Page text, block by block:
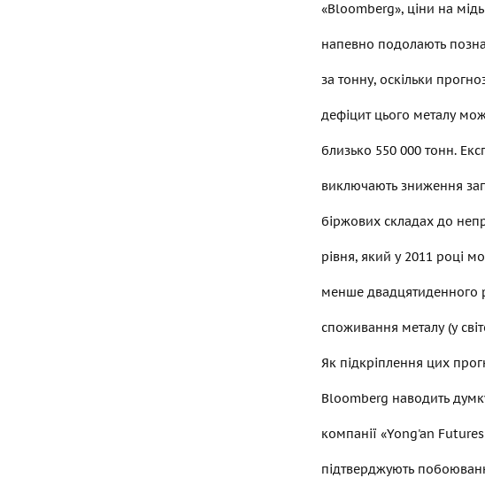
«Bloomberg», ціни на
напевно подолають
за тонну, оскільки
дефіцит цього металу
близько 550 000 тонн.
виключають зниження
біржових складах до
рівня, який у 2011 році
менше двадцятиденного
споживання металу (у
Як підкріплення цих
Bloomberg наводить
компанії «Yong'an Futures
підтверджують